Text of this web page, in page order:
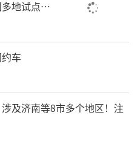
地试点之
车
及济南等8市多个地区！注